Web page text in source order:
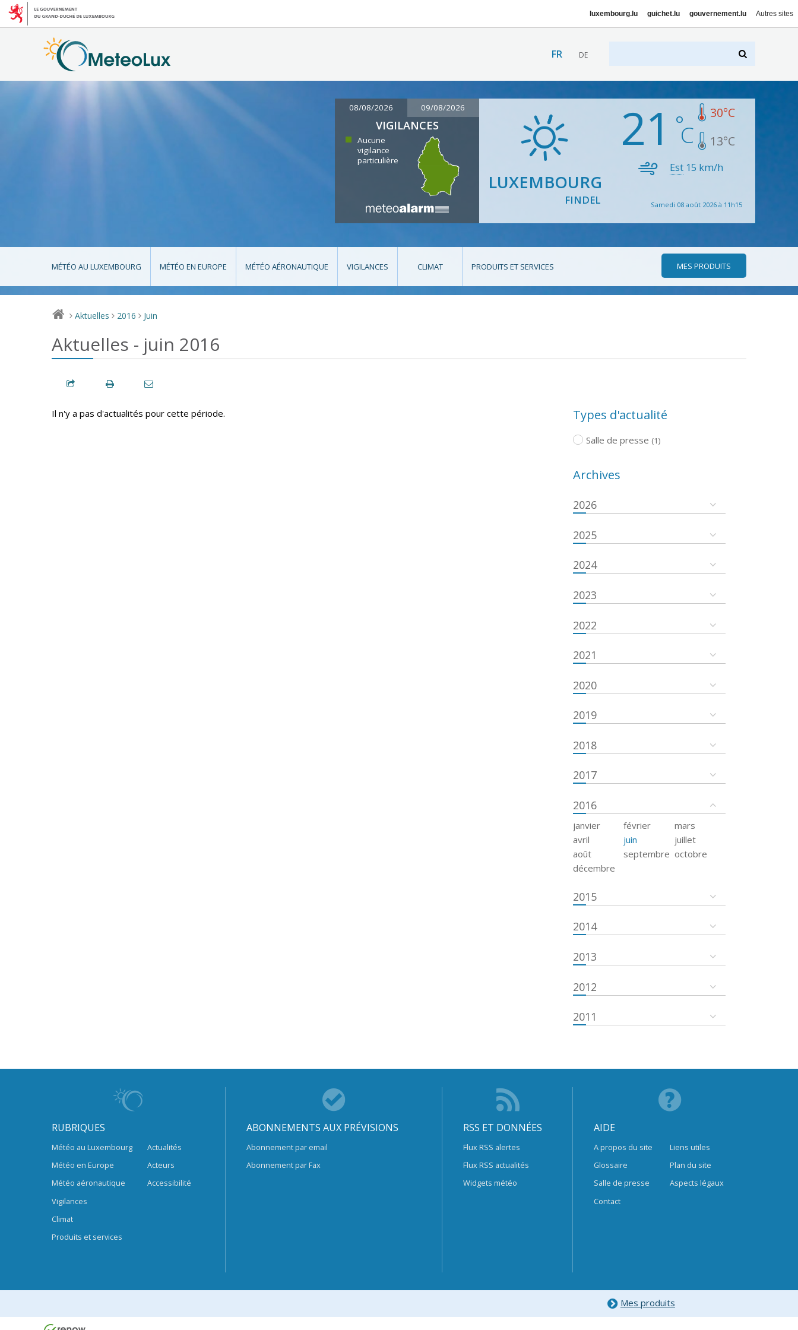
luxembourg.lu guichet.lu gouvernement.lu Autres sites
FR DE
08/08/2026 09/08/2026
VIGILANCES
Aucune
vigilance
particulière
LUXEMBOURG
FINDEL
21 30°C
13°C
Est15 km/h
Samedi 08 août 2026 à 11h15
MÉTÉO AU LUXEMBOURG MÉTÉO EN EUROPE MÉTÉO AÉRONAUTIQUE VIGILANCES CLIMAT PRODUITS ET SERVICES MES PRODUITS
> Aktuelles > 2016 > Juin
Aktuelles - juin 2016
Il n'y a pas d'actualités pour cette période. Types d'actualité
Salle de presse (1)
Archives
2026
2025
2024
2023
2022
2021
2020
2019
2018
2017
2016
janvier février
mars
avril
juin
juillet
août
septembre octobre
décembre
2015
2014
2013
2012
2011
RUBRIQUES
Météo au Luxembourg
Météo en Europe
Météo aéronautique
Vigilances
Climat
Produits et services
Actualités
Acteurs
Accessibilité
ABONNEMENTS AUX PRÉVISIONS
Abonnement par email
Abonnement par Fax
RSS ET DONNÉES
Flux RSS alertes
Flux RSS actualités
Widgets météo
AIDE
A propos du site
Glossaire
Salle de presse
Contact
Liens utiles
Plan du site
Aspects légaux
Mes produits